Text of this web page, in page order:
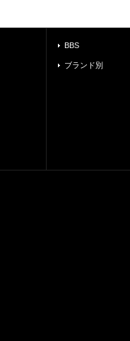
BBS
ブランド別